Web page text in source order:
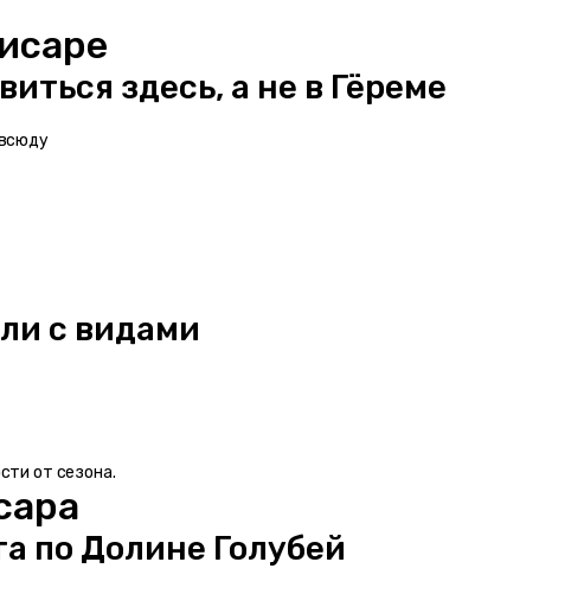
здесь, а не в Гёреме
с видами
от сезона.
по Долине Голубей